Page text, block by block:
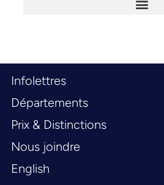
Infolettres
Départements
Prix & Distinctions
Nous joindre
English